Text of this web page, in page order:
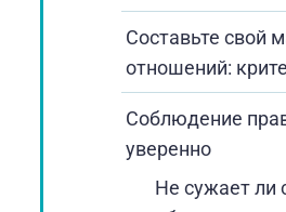
Составьте свой
отношений:
Соблюдение
уверенно
Не сужает ли